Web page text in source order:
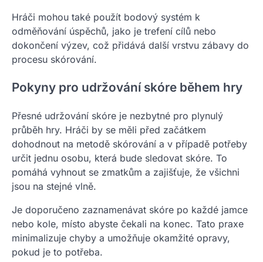
Hráči mohou také použít bodový systém k
odměňování úspěchů, jako je trefení cílů nebo
dokončení výzev, což přidává další vrstvu zábavy do
procesu skórování.
Pokyny pro udržování skóre během hry
Přesné udržování skóre je nezbytné pro plynulý
průběh hry. Hráči by se měli před začátkem
dohodnout na metodě skórování a v případě potřeby
určit jednu osobu, která bude sledovat skóre. To
pomáhá vyhnout se zmatkům a zajišťuje, že všichni
jsou na stejné vlně.
Je doporučeno zaznamenávat skóre po každé jamce
nebo kole, místo abyste čekali na konec. Tato praxe
minimalizuje chyby a umožňuje okamžité opravy,
pokud je to potřeba.